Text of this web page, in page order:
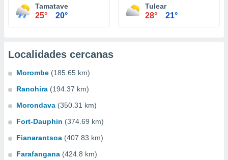
Tamatave
25° 20°
Tulear
28° 21°
Localidades cercanas
Morombe (185.65 km)
Ranohira (194.37 km)
Morondava (350.31 km)
Fort-Dauphin (374.69 km)
Fianarantsoa (407.83 km)
Farafangana (424.8 km)